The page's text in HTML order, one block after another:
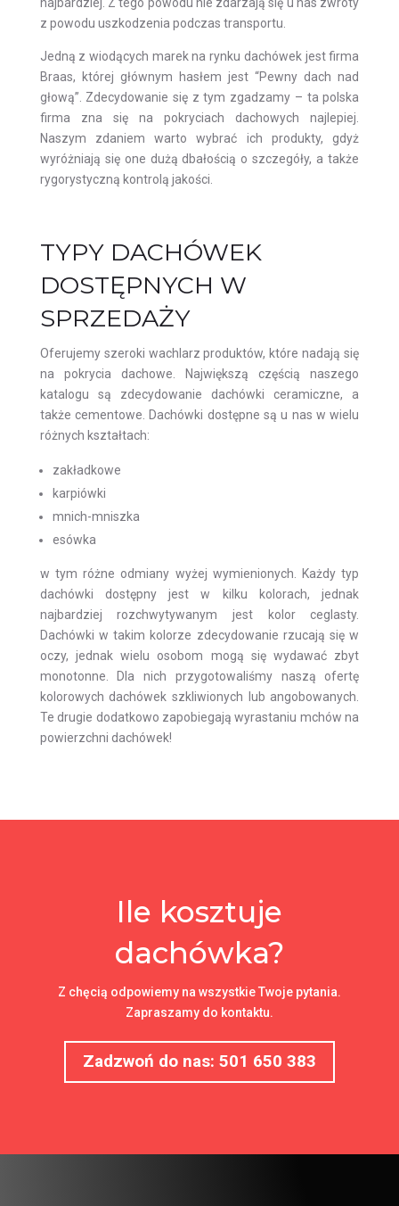
z powodu uszkodzenia podczas transportu.
Jedną z wiodących marek na rynku dachówek jest firma
Braas, której głównym hasłem jest “Pewny dach nad
głową”. Zdecydowanie się z tym zgadzamy – ta polska
firma zna się na pokryciach dachowych najlepiej.
Naszym zdaniem warto wybrać ich produkty, gdyż
wyróżniają się one dużą dbałością o szczegóły, a także
rygorystyczną kontrolą jakości.
TYPY DACHÓWEK
DOSTĘPNYCH W
SPRZEDAŻY
Oferujemy szeroki wachlarz produktów, które nadają się
na pokrycia dachowe. Największą częścią naszego
katalogu są zdecydowanie dachówki ceramiczne, a
także cementowe. Dachówki dostępne są u nas w wielu
różnych kształtach:
zakładkowe
karpiówki
mnich-mniszka
esówka
w tym różne odmiany wyżej wymienionych. Każdy typ
dachówki dostępny jest w kilku kolorach, jednak
najbardziej rozchwytywanym jest kolor ceglasty.
Dachówki w takim kolorze zdecydowanie rzucają się w
oczy, jednak wielu osobom mogą się wydawać zbyt
monotonne. Dla nich przygotowaliśmy naszą ofertę
kolorowych dachówek szkliwionych lub angobowanych.
Te drugie dodatkowo zapobiegają wyrastaniu mchów na
powierzchni dachówek!
Ile kosztuje
dachówka?
Z chęcią odpowiemy na wszystkie Twoje pytania.
Zapraszamy do kontaktu.
Zadzwoń do nas: 501 650 383